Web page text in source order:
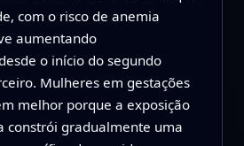
com o risco de anemia
aumentando
o início do segundo
Mulheres em gestações
melhor porque a exposição
constrói gradualmente uma